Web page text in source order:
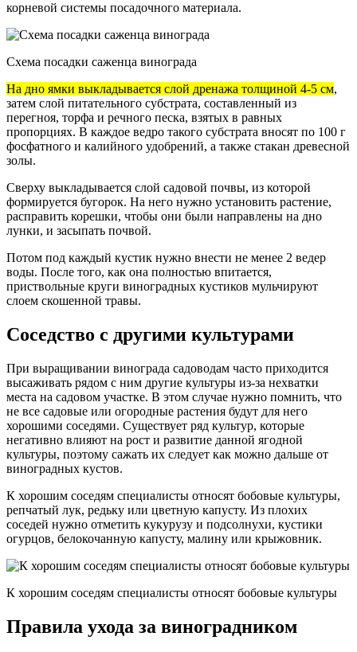
корневой системы посадочного материала.
Схема посадки саженца винограда
На дно ямки выкладывается слой дренажа толщиной 4-5 см,
затем слой питательного субстрата, составленный из
перегноя, торфа и речного песка, взятых в равных
пропорциях. В каждое ведро такого субстрата вносят по 100 г
фосфатного и калийного удобрений, а также стакан древесной
золы.
Сверху выкладывается слой садовой почвы, из которой
формируется бугорок. На него нужно установить растение,
расправить корешки, чтобы они были направлены на дно
лунки, и засыпать почвой.
Потом под каждый кустик нужно внести не менее 2 ведер
воды. После того, как она полностью впитается,
приствольные круги виноградных кустиков мульчируют
слоем скошенной травы.
Соседство с другими культурами
При выращивании винограда садоводам часто приходится
высаживать рядом с ним другие культуры из-за нехватки
места на садовом участке. В этом случае нужно помнить, что
не все садовые или огородные растения будут для него
хорошими соседями. Существует ряд культур, которые
негативно влияют на рост и развитие данной ягодной
культуры, поэтому сажать их следует как можно дальше от
виноградных кустов.
К хорошим соседям специалисты относят бобовые культуры,
репчатый лук, редьку или цветную капусту. Из плохих
соседей нужно отметить кукурузу и подсолнухи, кустики
огурцов, белокочанную капусту, малину или крыжовник.
К хорошим соседям специалисты относят бобовые культуры
Правила ухода за виноградником